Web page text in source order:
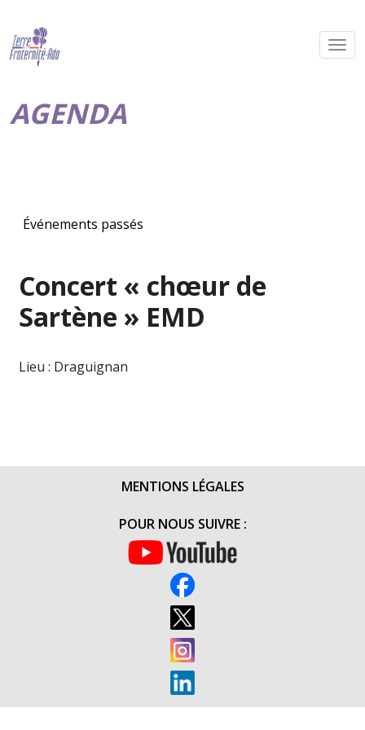
AGENDA
Événements passés
Concert « chœur de
Sartène » EMD
Lieu : Draguignan
MENTIONS LÉGALES
POUR NOUS SUIVRE :